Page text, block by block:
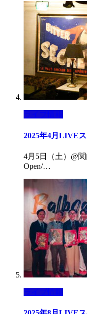
ライブ情報
2025年4月LIVE
4月5日（土）@
Open/…
ライブ情報